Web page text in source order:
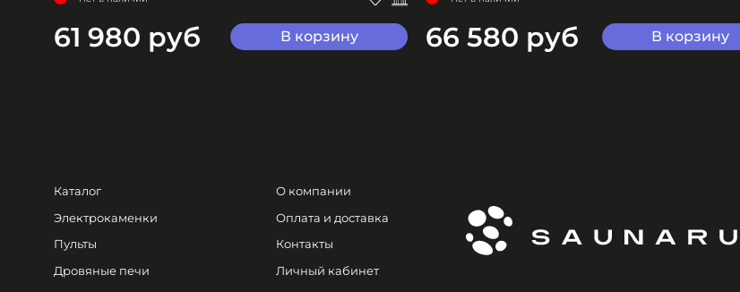
61 980 руб В корзину 66 580 руб В корзину
Каталог
Электрокаменки
Пульты
Дровяные печи
О компании
Оплата и доставка
Контакты
Личный кабинет